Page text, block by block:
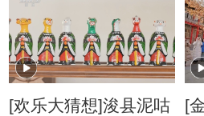
[欢乐大猜想]浚县泥咕
[